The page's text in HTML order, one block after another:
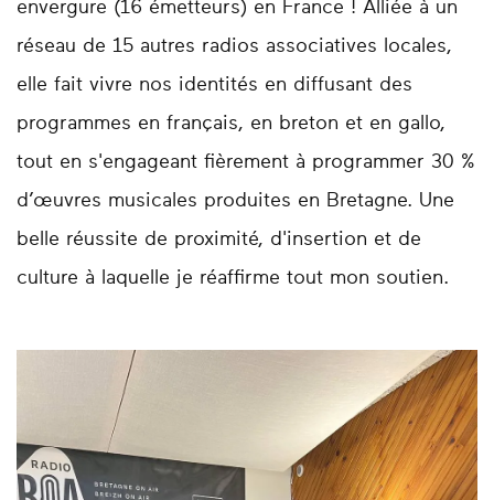
envergure (16 émetteurs) en France ! Alliée à un
réseau de 15 autres radios associatives locales,
elle fait vivre nos identités en diffusant des
programmes en français, en breton et en gallo,
tout en s'engageant fièrement à programmer 30 %
d’œuvres musicales produites en Bretagne. Une
belle réussite de proximité, d'insertion et de
culture à laquelle je réaffirme tout mon soutien.